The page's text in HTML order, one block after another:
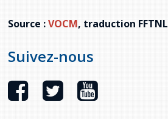
Skye Fisher
Source :VOCM, traduction FFTNL
Suivez-nous